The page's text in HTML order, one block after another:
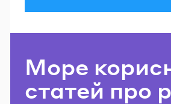
Море
статей про